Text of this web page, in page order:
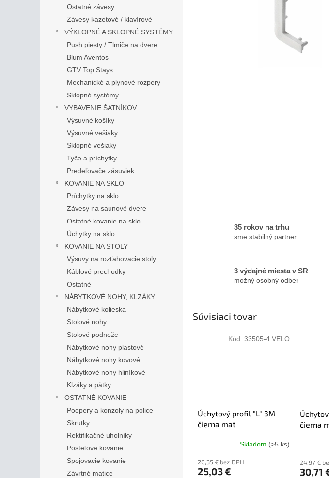
Ostatné závesy
Závesy kazetové / klavírové
VÝKLOPNÉ A SKLOPNÉ SYSTÉMY
Push piesty / Tlmiče na dvere
Blum Aventos
GTV Top Stays
Mechanické a plynové rozpery
Sklopné systémy
VYBAVENIE ŠATNÍKOV
Výsuvné košíky
Výsuvné vešiaky
Sklopné vešiaky
Tyče a príchytky
Predeľovače zásuviek
KOVANIE NA SKLO
Príchytky na sklo
Závesy na saunové dvere
Ostatné kovanie na sklo
Úchytky na sklo
KOVANIE NA STOLY
Výsuvy na rozťahovacie stoly
Káblové prechodky
Ostatné
NÁBYTKOVÉ NOHY, KLZÁKY
Nábytkové kolieska
Stolové nohy
Stolové podnože
Nábytkové nohy plastové
Nábytkové nohy kovové
Nábytkové nohy hliníkové
Klzáky a pätky
OSTATNÉ KOVANIE
Podpery a konzoly na police
Skrutky
Rektifikačné uholníky
Posteľové kovanie
Spojovacie kovanie
Závrtné matice
35 rokov na trhu
sme stabilný partner
3 výdajné miesta v SR
možný osobný odber
Súvisiaci tovar
Úchytový profil "L" 3M
čierna mat
Skladom (>5 ks)
20,35 € bez DPH
25,03 €
Kód: 33505-4 VELO
čierna
24,97 €
30,71